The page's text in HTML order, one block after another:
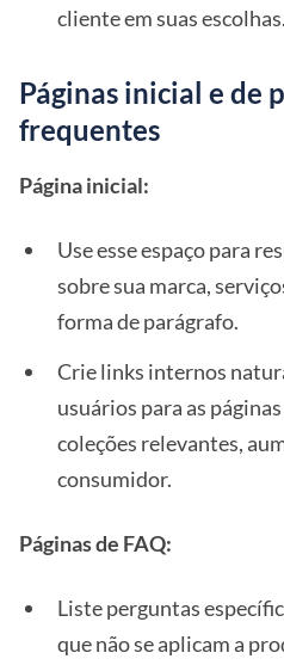
cliente em suas escolhas.
Páginas inicial e de
frequentes
Página inicial:
Use esse espaço para
sobre sua marca,
forma de parágrafo.
Crie links internos
usuários para as
coleções relevantes,
consumidor.
Páginas de FAQ:
Liste perguntas
que não se aplicam a